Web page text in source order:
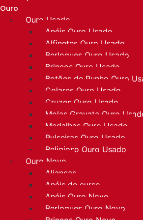
Ouro
Ouro Usado
Anéis Ouro Usado
Alfinetes Ouro Usado
Berloques Ouro Usado
Brincos Ouro Usado
Botões de Punho Ouro
Colares Ouro Usado
Cruzes Ouro Usado
Molas Gravata Ouro
Medalhas Ouro Usado
Pulseiras Ouro Usado
Religioso Ouro Usado
Ouro Novo
Alianças
Anéis de curso
Anéis Ouro Novo
Berloques Ouro Novo